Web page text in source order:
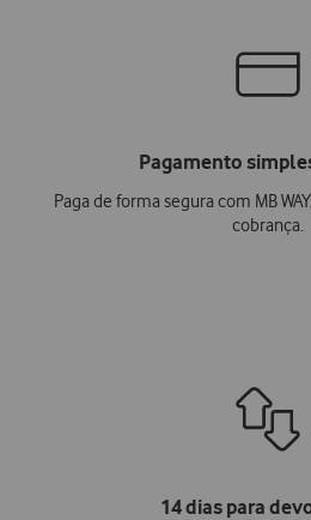
Pagamento
Paga de forma segura com MB
cobrança.
14 dias para